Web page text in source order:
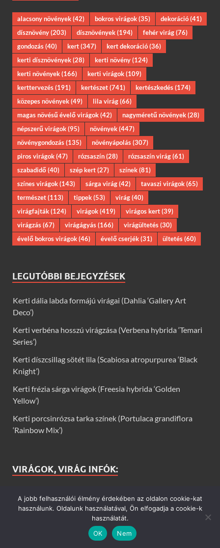
alacsony növények(42) bokros virágok(35) dekoráció(41)
dísznövény(203) dísznövények(194) fehér virág(76)
gondozás(40) kert(347) kert dekoráció(36)
kerti dísznövények(28) kerti növény(124)
kerti növények(166) kerti virágok(109)
kerttervezés(191) kertészet(741) kertészkedés(174)
közepes növények(49) lila virág(66)
magas növésű évelő virágok(42) nagyméretű növények(28)
népszerű virágok(95) növények(447)
növénygondozás(135) növényápolás(307)
piros virágok(47) rózsaszín(28) rózsaszín virág(61)
szabadidő(40) szép kert(27) színek(81)
színes virágok(143) sárga virág(42) tavaszi virágok(65)
természet(113) tippek(53) virág(40)
virágfajták(124) virágok(419) virágos kert(39)
virágzás(67) virágágyás(166) virágültetés(30)
évelő bokros virágok(46) évelő cserjék(31) ültetés(60)
LEGUTÓBBI BEJEGYZÉSEK
Kerti dália labda formájú virágai (Dahlia ‘Gallery Art
Deco’)
Kerti verbéna hosszú virágzása (Verbena hybrida ‘Temari
Series’)
Kerti díszcsillag sötét lila (Scabiosa atropurpurea ‘Black
Knight’)
Kerti frézia sárga virágok (Freesia hybrida ‘Golden
Yellow’)
Kerti porcsinrózsa tarka színek (Portulaca grandiflora
‘Rainbow Mix’)
VIRÁGOK, VIRÁG INFÓK:
Kerti virágok
Virág infók: Virág, virágok, évelők, örökzöldek, talajtakarók,
balkon növények, szobanövények termesztése, gondozása,
A jobb felhasználói élmény érdekében az oldalon cookie-kat
használunk. Oldalunk használatával, Ön elfogadja a cookie-k
használatát.
OK
Nem